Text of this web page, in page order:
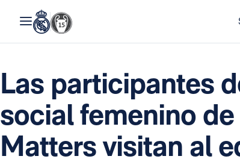
Las participantes
social femenino
Matters visitan al